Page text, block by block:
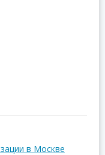
в Москве